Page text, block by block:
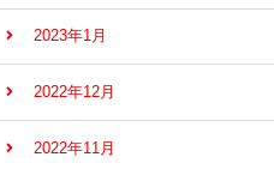
2023年1月
2022年12月
2022年11月